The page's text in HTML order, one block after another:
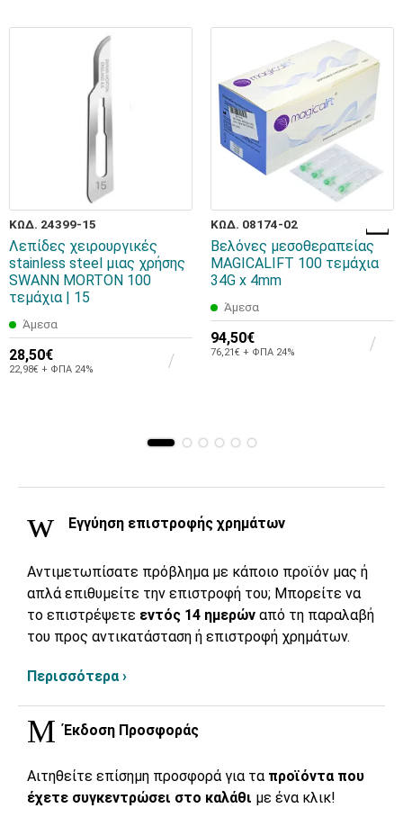
ΚΩΔ. 24399-15
Λεπίδες χειρουργικές
stainless steel μιας χρήσης
SWANN MORTON 100
τεμάχια | 15
Άμεσα
28,50€
22,98€ + ΦΠΑ 24%
ΚΩΔ. 08174-02
Βελόνες μεσοθεραπείας
MAGICALIFT 100 τεμάχια
34G x 4mm
Άμεσα
94,50€
76,21€ + ΦΠΑ 24%
Εγγύηση επιστροφής χρημάτων
Αντιμετωπίσατε πρόβλημα με κάποιο προϊόν μας ή
απλά επιθυμείτε την επιστροφή του; Μπορείτε να
το επιστρέψετε εντός 14 ημερών από τη παραλαβή
του προς αντικατάσταση ή επιστροφή χρημάτων.
Περισσότερα ›
Έκδοση Προσφοράς
Αιτηθείτε επίσημη προσφορά για τα προϊόντα που
έχετε συγκεντρώσει στο καλάθι με ένα κλικ!